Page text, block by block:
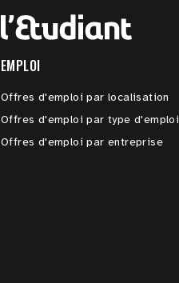
EMPLOI
Offres d'emploi par localisation
Offres d'emploi par type d'emploi
Offres d'emploi par entreprise